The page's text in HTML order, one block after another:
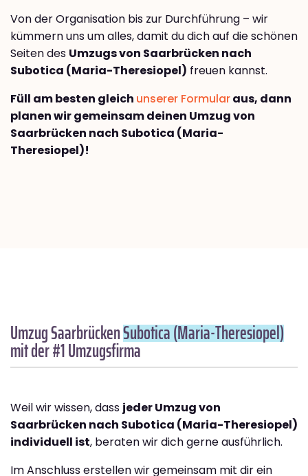
Von der Organisation bis zur Durchführung – wir
kümmern uns um alles, damit du dich auf die schönen
Seiten des Umzugs von Saarbrücken nach
Subotica (Maria-Theresiopel) freuen kannst.
Füll am besten gleich unserer Formularaus, dann
planen wir gemeinsam deinen Umzug von
Saarbrücken nach Subotica (Maria-
Theresiopel)!
Umzug SaarbrückenSubotica (Maria-Theresiopel)
mit der #1 Umzugsfirma
Weil wir wissen, dass jeder Umzug von
Saarbrücken nach Subotica (Maria-Theresiopel)
individuell ist, beraten wir dich gerne ausführlich.
Im Anschluss erstellen wir gemeinsam mit dir ein